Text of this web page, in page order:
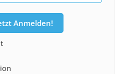
Anmelden!